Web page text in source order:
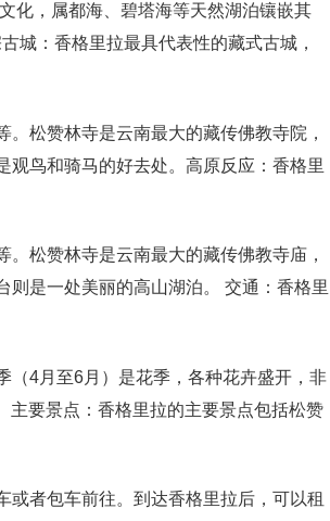
化，属都海、碧塔海等天然湖泊镶嵌其
城：香格里拉最具代表性的藏式古城，
松赞林寺是云南最大的藏传佛教寺院，
观鸟和骑马的好去处。高原反应：香格里
松赞林寺是云南最大的藏传佛教寺庙，
是一处美丽的高山湖泊。 交通：香格里
（4月至6月）是花季，各种花卉盛开，非
主要景点：香格里拉的主要景点包括松赞
者包车前往。到达香格里拉后，可以租